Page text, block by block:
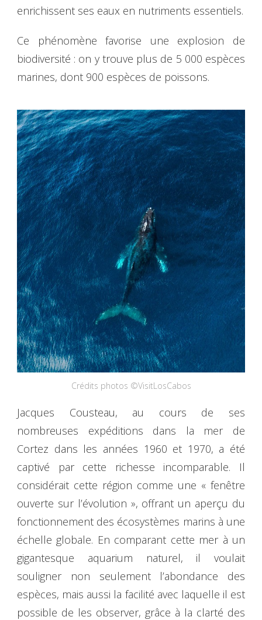
enrichissent ses eaux en nutriments essentiels.
Ce phénomène favorise une explosion de
biodiversité : on y trouve plus de 5 000 espèces
marines, dont 900 espèces de poissons.
Crédits photos ©VisitLosCabos
Jacques Cousteau, au cours de ses
nombreuses expéditions dans la mer de
Cortez dans les années 1960 et 1970, a été
captivé par cette richesse incomparable. Il
considérait cette région comme une « fenêtre
ouverte sur l’évolution », offrant un aperçu du
fonctionnement des écosystèmes marins à une
échelle globale. En comparant cette mer à un
gigantesque aquarium naturel, il voulait
souligner non seulement l’abondance des
espèces, mais aussi la facilité avec laquelle il est
possible de les observer, grâce à la clarté des